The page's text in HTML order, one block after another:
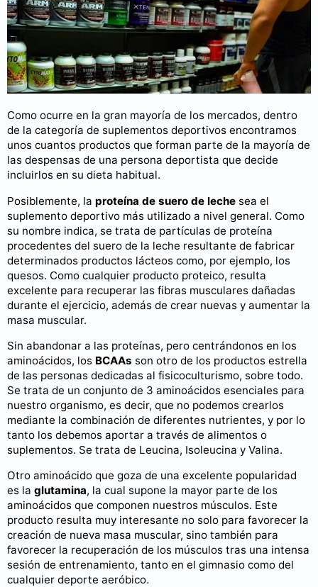
Como ocurre en la gran mayoría de los mercados, dentro
de la categoría de suplementos deportivos encontramos
unos cuantos productos que forman parte de la mayoría de
las despensas de una persona deportista que decide
incluirlos en su dieta habitual.
Posiblemente, la proteína de suero de leche sea el
suplemento deportivo más utilizado a nivel general. Como
su nombre indica, se trata de partículas de proteína
procedentes del suero de la leche resultante de fabricar
determinados productos lácteos como, por ejemplo, los
quesos. Como cualquier producto proteico, resulta
excelente para recuperar las fibras musculares dañadas
durante el ejercicio, además de crear nuevas y aumentar la
masa muscular.
Sin abandonar a las proteínas, pero centrándonos en los
aminoácidos, los BCAAs son otro de los productos estrella
de las personas dedicadas al fisicoculturismo, sobre todo.
Se trata de un conjunto de 3 aminoácidos esenciales para
nuestro organismo, es decir, que no podemos crearlos
mediante la combinación de diferentes nutrientes, y por lo
tanto los debemos aportar a través de alimentos o
suplementos. Se trata de Leucina, Isoleucina y Valina.
Otro aminoácido que goza de una excelente popularidad
es la glutamina, la cual supone la mayor parte de los
aminoácidos que componen nuestros músculos. Este
producto resulta muy interesante no solo para favorecer la
creación de nueva masa muscular, sino también para
favorecer la recuperación de los músculos tras una intensa
sesión de entrenamiento, tanto en el gimnasio como del
cualquier deporte aeróbico.